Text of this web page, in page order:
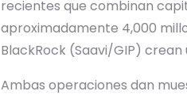
recientes que combinan
aproximadamente 4,000
BlackRock (Saavi/GIP)
Ambas operaciones dan